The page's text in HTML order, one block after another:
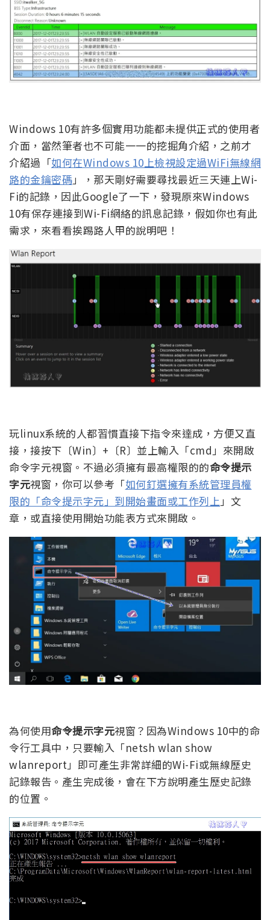
Windows 10有許多個實用功能都未提供正式的使用者
介面，當然筆者也不可能一一的挖掘角介紹，之前才
介紹過「如何在Windows 10上檢視設定過WiFi無線網
路的金鑰密碼」，那天剛好需要尋找最近三天連上Wi-
Fi的記錄，因此Google了一下，發現原來Windows
10有保存連接到Wi-Fi網絡的訊息記錄，假如你也有此
需求，來看看挨踢路人甲的說明吧！
玩linux系統的人都習慣直接下指令來達成，方便又直
接，接按下〔Win〕+〔R〕並上輸入「cmd」來開啟
命令字元視窗。不過必須擁有最高權限的的命令提示
字元視窗，你可以參考「如何釘選擁有系統管理員權
限的「命令提示字元」到開始畫面或工作列上」文
章，或直接使用開始功能表方式來開啟。
為何使用命令提示字元視窗？因為Windows 10中的命
令行工具中，只要輸入「netsh wlan show
wlanreport」即可產生非常詳細的Wi-Fi或無線歷史
記錄報告。產生完成後，會在下方說明產生歷史記錄
的位置。